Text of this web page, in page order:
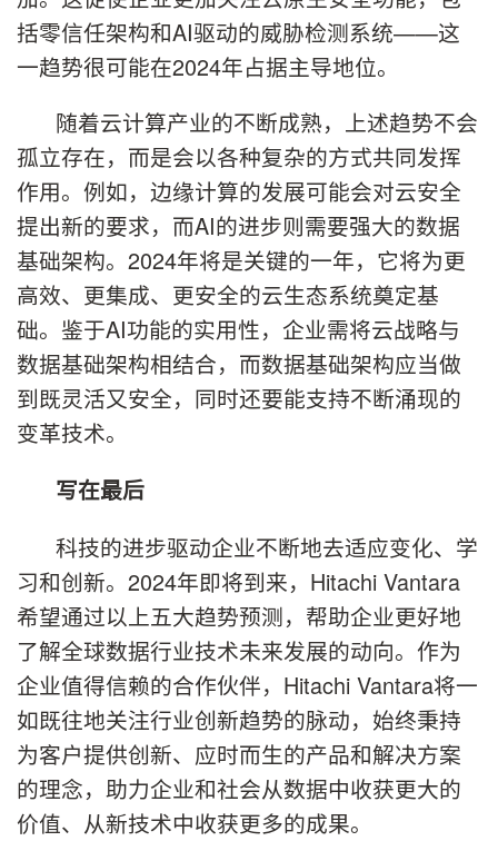
括零信任架构和AI驱动的威胁检测系统——这
一趋势很可能在2024年占据主导地位。
随着云计算产业的不断成熟，上述趋势不会
孤立存在，而是会以各种复杂的方式共同发挥
作用。例如，边缘计算的发展可能会对云安全
提出新的要求，而AI的进步则需要强大的数据
基础架构。2024年将是关键的一年，它将为更
高效、更集成、更安全的云生态系统奠定基
础。鉴于AI功能的实用性，企业需将云战略与
数据基础架构相结合，而数据基础架构应当做
到既灵活又安全，同时还要能支持不断涌现的
变革技术。
写在最后
科技的进步驱动企业不断地去适应变化、学
习和创新。2024年即将到来，Hitachi Vantara
希望通过以上五大趋势预测，帮助企业更好地
了解全球数据行业技术未来发展的动向。作为
企业值得信赖的合作伙伴，Hitachi Vantara将一
如既往地关注行业创新趋势的脉动，始终秉持
为客户提供创新、应时而生的产品和解决方案
的理念，助力企业和社会从数据中收获更大的
价值、从新技术中收获更多的成果。